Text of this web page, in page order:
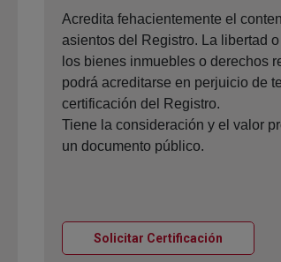
Acredita fehacientemente el
asientos del Registro. La libertad
los bienes inmuebles o derechos
podrá acreditarse en perjuicio de
certificación del Registro.
Tiene la consideración y el valor
un documento público.
Solicitar Certificación